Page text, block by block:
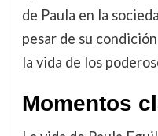
de Paula en la
pesar de su
la vida de los
Momentos